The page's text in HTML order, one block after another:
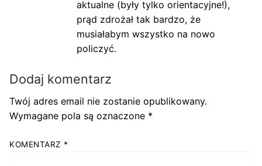
aktualne (były tylko orientacyjne!),
prąd zdrożał tak bardzo, że
musiałabym wszystko na nowo
policzyć.
Dodaj komentarz
Twój adres email nie zostanie opublikowany.
Wymagane pola są oznaczone *
KOMENTARZ *